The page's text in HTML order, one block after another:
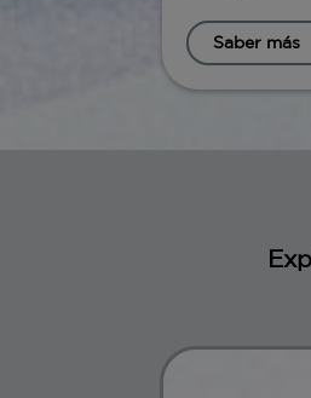
Saber más